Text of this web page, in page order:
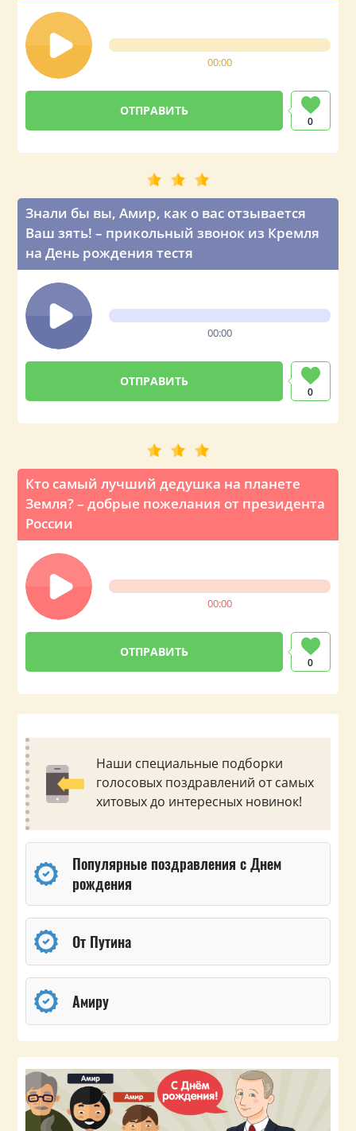
00:00
0
Знали бы вы, Амир, как о вас отзывается
Ваш зять! – прикольный звонок из Кремля
на День рождения тестя
00:00
0
Кто самый лучший дедушка на планете
Земля? – добрые пожелания от президента
России
00:00
0
Наши специальные подборки
голосовых поздравлений от самых
хитовых до интересных новинок!
Популярные поздравления с Днем
рождения
От Путина
Амиру